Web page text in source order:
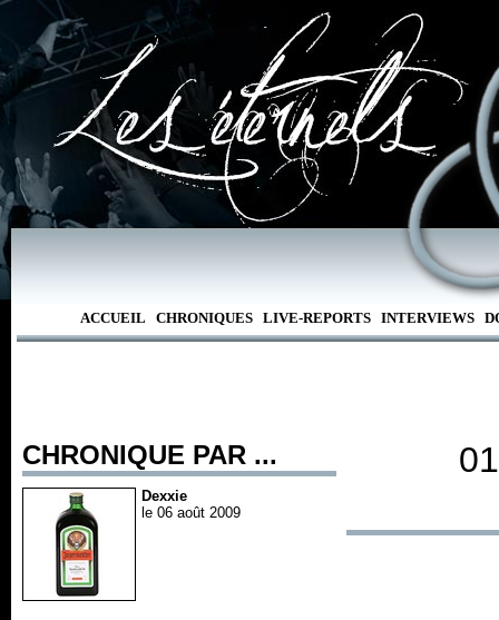
ACCUEIL CHRONIQUES LIVE-REPORTS INTERVIEWS
CHRONIQUE PAR ...
Dexxie
le 06 août 2009